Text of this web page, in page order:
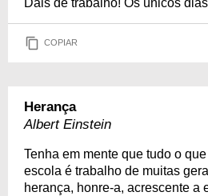
COPIAR
Herança
Albert Einstein
Tenha em mente que tudo o
escola é trabalho de muitas
herança, honre-a, acrescente a